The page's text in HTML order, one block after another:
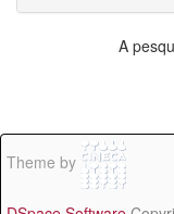
A
Theme by